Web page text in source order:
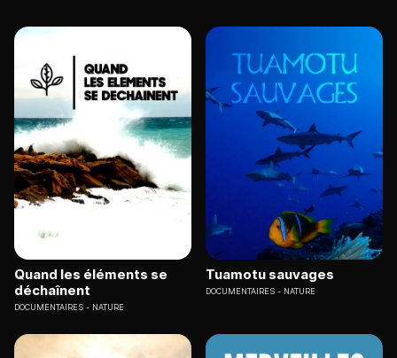
Quand les éléments se
déchaînent
DOCUMENTAIRES NATURE
Tuamotu sauvages
DOCUMENTAIRES NATURE